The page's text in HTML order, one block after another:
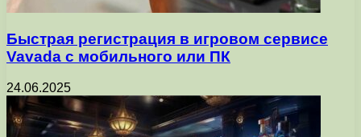
Быстрая регистрация в игровом сервисе
Vavada с мобильного или ПК
24.06.2025